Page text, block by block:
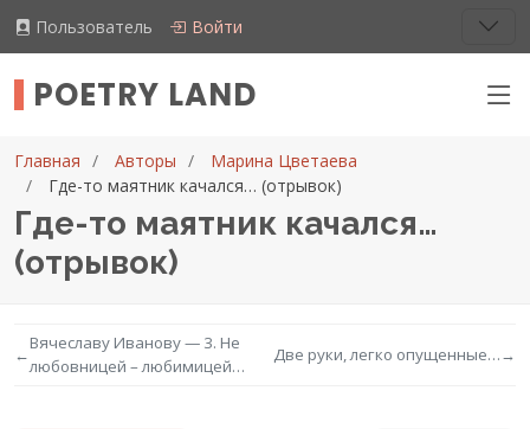
Пользователь Войти
POETRY LAND
Главная Авторы
Марина Цветаева
Где-то маятник качался… (отрывок)
Где-то маятник качался…
(отрывок)
←
Вячеславу Иванову — 3. Не
любовницей – любимицей…
Две руки, легко опущенные…→